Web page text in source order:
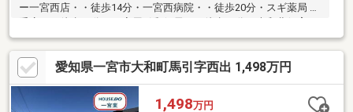
ー一宮西店・・徒歩14分・一宮西病院・・徒歩20分・スギ薬局 毛
園・・徒歩10分・一宮市立神山小学校・・徒歩15分・一宮市立中
部中学校・・徒歩24分
愛知県一宮市大和町馬引字西出 1,498万円
1,498万円